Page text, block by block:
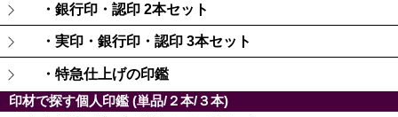
・銀行印・認印 2本セット
・実印・銀行印・認印 3本セット
・特急仕上げの印鑑
印材で探す個人印鑑 (単品/２本/３本)